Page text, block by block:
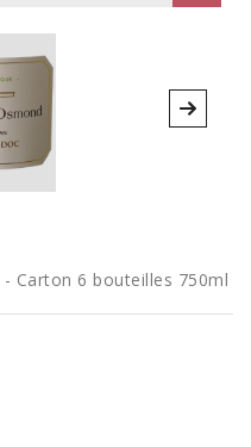
Carton 6 bouteilles 750ml